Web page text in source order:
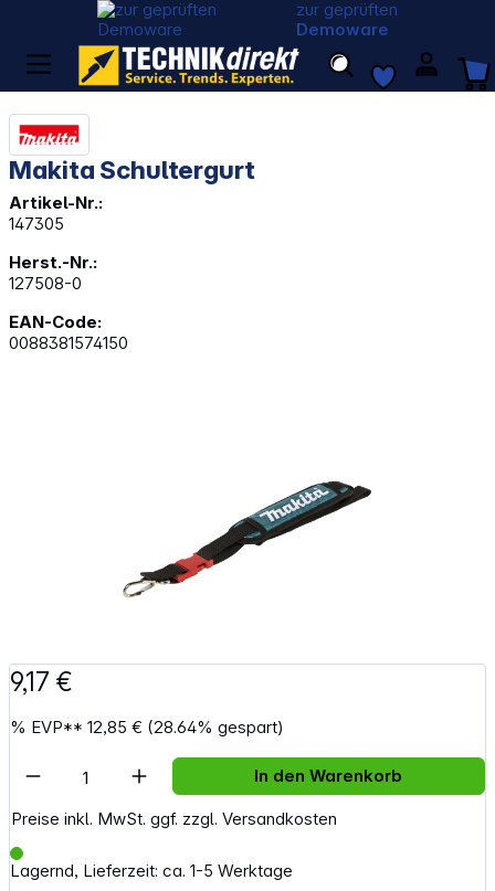
zur geprüften
Demoware
Makita Schultergurt
Artikel-Nr.:
147305
Herst.-Nr.:
127508-0
EAN-Code:
0088381574150
9,17 €
% EVP**12,85 € (28.64% gespart)
Preise inkl. MwSt. ggf. zzgl. Versandkosten
Lagernd, Lieferzeit: ca. 1-5 Werktage
Artikel Anzahl: Gib den gewünschten
In den Warenkorb